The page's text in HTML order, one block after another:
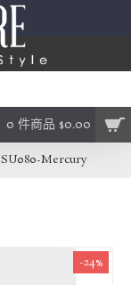
0 件商品 $0.00
SU080-Mercury
-24%